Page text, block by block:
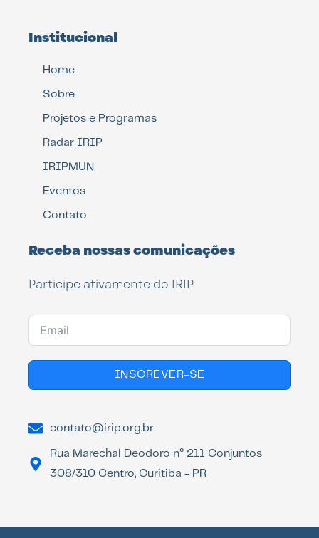
Institucional
Home
Sobre
Projetos e Programas
Radar IRIP
IRIPMUN
Eventos
Contato
Receba nossas comunicações
Participe ativamente do IRIP
INSCREVER-SE
contato@irip.org.br
Rua Marechal Deodoro n° 211 Conjuntos
308/310 Centro, Curitiba - PR